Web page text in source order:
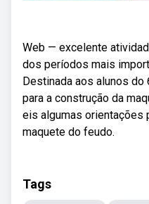
Web — excelente
dos períodos mais
Destinada aos alunos do
para a construção da
eis algumas orientações
maquete do feudo.
Tags